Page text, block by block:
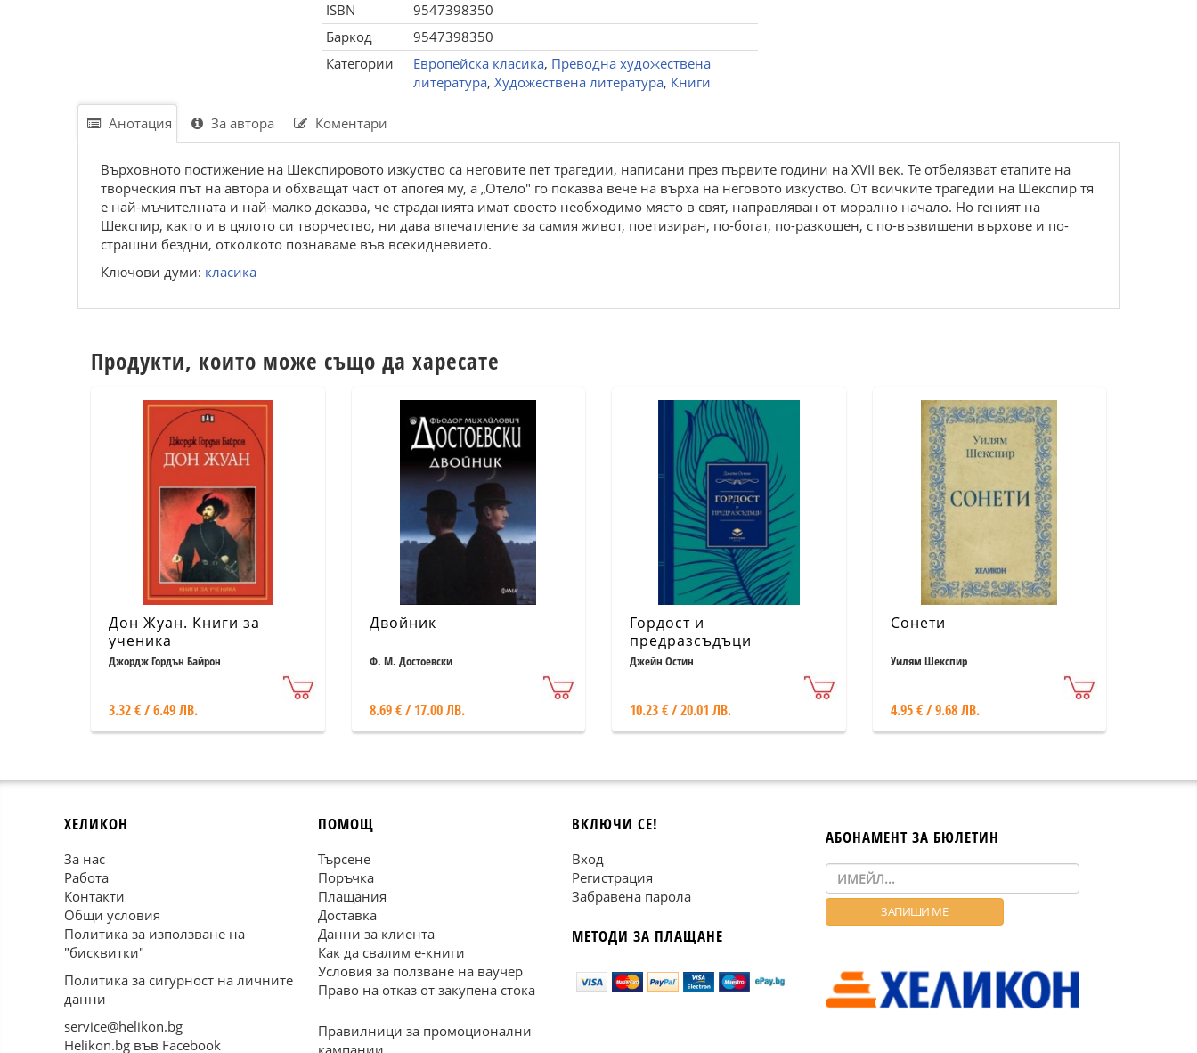
ISBN
9547398350
Баркод
9547398350
Категории
Европейска класика, Преводна художествена
литература, Художествена литература, Книги
Анотация За автора Коментари
Върховното постижение на Шекспировото изкуство са неговите пет трагедии, написани през първите години на XVII век. Те отбелязват етапите на
творческия път на автора и обхващат част от апогея му, а „Отело" го показва вече на върха на неговото изкуство. От всичките трагедии на Шекспир тя
е най-мъчителната и най-малко доказва, че страданията имат своето необходимо място в свят, направляван от морално начало. Но геният на
Шекспир, както и в цялото си творчество, ни дава впечатление за самия живот, поетизиран, по-богат, по-разкошен, с по-възвишени върхове и по-
страшни бездни, отколкото познаваме във всекидневието.
Ключови думи: класика
Продукти, които може също да харесате
Дон Жуан. Книги за
ученика
Джордж Гордън Байрон
3.32 € / 6.49 ЛВ.
Двойник
Ф. М. Достоевски
8.69 € / 17.00 ЛВ.
Гордост и
предразсъдъци
Джейн Остин
10.23 € / 20.01 ЛВ.
Сонети
Уилям Шекспир
4.95 € / 9.68 ЛВ.
ХЕЛИКОН
За нас
Работа
Контакти
Общи условия
Политика за използване на
"бисквитки"
Политика за сигурност на личните
данни
service@helikon.bg
Helikon.bg във Facebook
ПОМОЩ
Търсене
Поръчка
Плащания
Доставка
Данни за клиента
Как да свалим е-книги
Условия за ползване на ваучер
Право на отказ от закупена стока
Правилници за промоционални
кампании
ВКЛЮЧИ СЕ!
Вход
Регистрация
Забравена парола
МЕТОДИ ЗА ПЛАЩАНЕ
АБОНАМЕНТ ЗА БЮЛЕТИН